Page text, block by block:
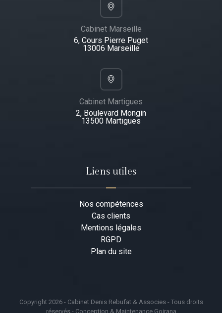
Cabinet Marseille
6, Cours Pierre Puget
13006 Marseille
Cabinet Martigues
2, Boulevard Mongin
13500 Martigues​
Liens utiles
Nos compétences
Cas clients
Mentions légales
RGPD
Plan du site
Copyright 2026 - Cabinet Denis Rebufat & Associes - Tous droits
réservés - Conception & Maintenance Goirana